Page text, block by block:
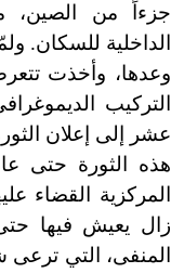
جزءاً من الصين،
الداخلية للسكان.
وعدها، وأخذت
التركيب
عشر إلى إعلان
المركزية القضاء
زال يعيش فيها
المنفى، التي ترعى